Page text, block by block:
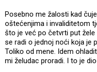
Posebno me žalosti kad
oštećenjima i invaliditetom
što je već po četvrti put
se radi o jednoj noći koja je
Toliko od mene. Idem
mi želudac proradi. I to je